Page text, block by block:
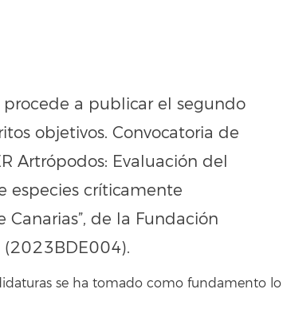
a publicar el segundo
objetivos. Convocatoria de
Artrópodos: Evaluación del
especies críticamente
de la Fundación
(2023BDE004).
se ha tomado como fundamento lo